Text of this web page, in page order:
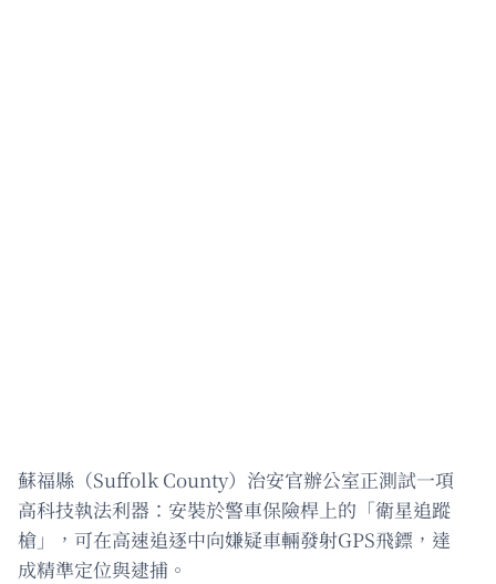
蘇福縣（Suffolk County）治安官辦公室正測試一項
高科技執法利器：安裝於警車保險桿上的「衛星追蹤
槍」，可在高速追逐中向嫌疑車輛發射GPS飛鏢，達
成精準定位與逮捕。